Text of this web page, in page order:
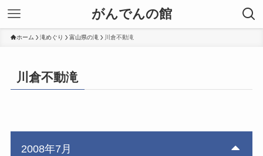
がんでんの館
ホーム 滝めぐり 富山県の滝 川倉不動滝
川倉不動滝
2008年7月